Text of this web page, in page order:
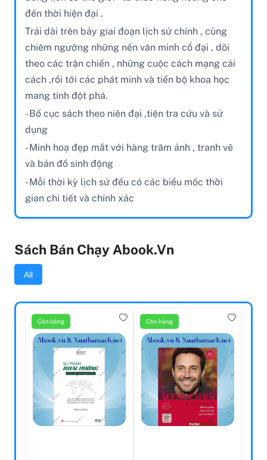
đến thời hiện đại .
Trải dài trên bảy giai đoạn lịch sử chính , cùng
chiêm ngưỡng những nền văn minh cổ đại , dõi
theo các trận chiến , những cuộc cách mạng cải
cách ,rồi tới các phát minh và tiến bộ khoa học
mang tính đột phá.
- Bố cục sách theo niên đại ,tiện tra cứu và sử
dụng
- Minh hoạ đẹp mắt với hàng trăm ảnh , tranh vẽ
và bản đồ sinh động
- Mỗi thời kỳ lịch sử đều có các biểu mốc thời
gian chi tiết và chính xác
Sách Bán Chạy Abook.vn
All
Còn hàng Còn hàng